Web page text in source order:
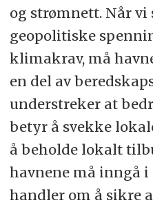
og strømnett. Når vi
geopolitiske
klimakrav, må
en del av
understreker at
betyr å svekke
å beholde lokalt
havnene må inngå i
handler om å sikre